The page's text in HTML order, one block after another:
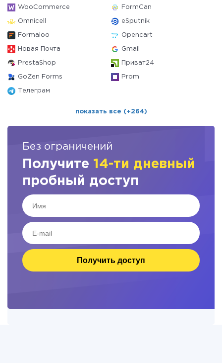
WooCommerce FormCan
Omnicell eSputnik
Formaloo Opencart
Новая Почта Gmail
PrestaShop Приват24
GoZen Forms Prom
Телеграм
показать все (+264)
Без ограничений
Получите 14-ти дневный
пробный доступ
Получить доступ